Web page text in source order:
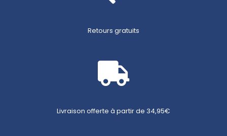
Retours gratuits
Livraison offerte à partir de 34,95€